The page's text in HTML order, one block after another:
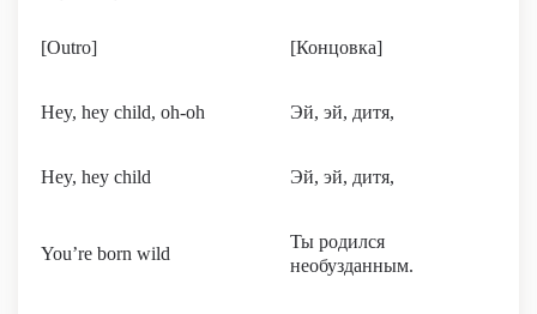
[Outro] [Концовка]
Hey, hey child, oh-oh Эй, эй, дитя,
Hey, hey child Эй, эй, дитя,
You’re born wild
Ты родился
необузданным.